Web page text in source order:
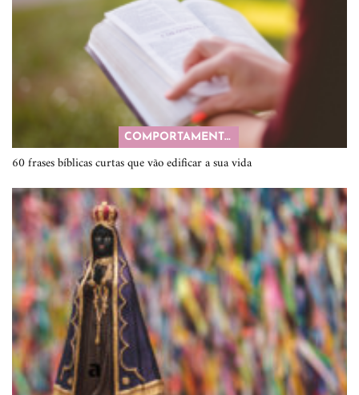
COMPORTAMENTO
60 frases bíblicas curtas que vão edificar a sua vida